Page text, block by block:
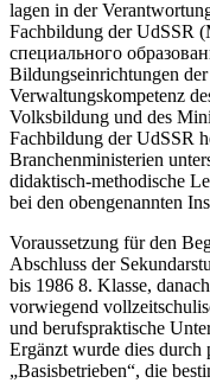
lagen in der
Fachbildung der UdSSR
специального
Bildungseinrichtungen
Verwaltungskompetenz
Volksbildung und des
Fachbildung der UdSSR
Branchenministerien
didaktisch-methodische
bei den obengenannten
Voraussetzung für den
Abschluss der
bis 1986 8. Klasse,
vorwiegend
und berufspraktische
Ergänzt wurde dies durch
„Basisbetrieben“, die